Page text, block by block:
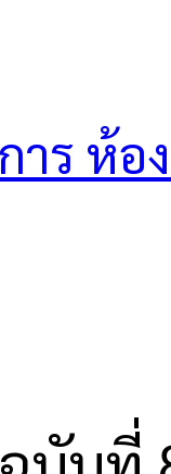
าร ห้อ